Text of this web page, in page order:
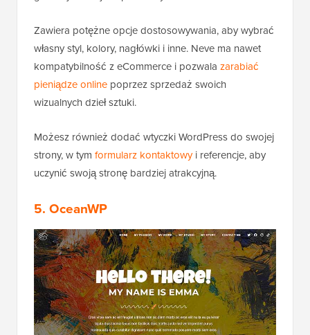
Zawiera potężne opcje dostosowywania, aby wybrać
własny styl, kolory, nagłówki i inne. Neve ma nawet
kompatybilność z eCommerce i pozwala zarabiać
pieniądze online poprzez sprzedaż swoich
wizualnych dzieł sztuki.
Możesz również dodać wtyczki WordPress do swojej
strony, w tym formularz kontaktowyi referencje, aby
uczynić swoją stronę bardziej atrakcyjną.
5. OceanWP